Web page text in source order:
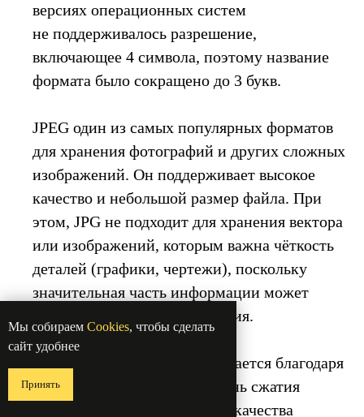
версиях операционных систем
не поддерживалось разрешение,
включающее 4 символа, поэтому название
формата было сокращено до 3 букв.
JPEG один из самых популярных форматов
для хранения фотографий и других сложных
изображений. Он поддерживает высокое
качество и небольшой размер файла. При
этом, JPG не подходит для хранения вектора
или изображений, которым важна чёткость
деталей (графики, чертежи), поскольку
значительная часть информации может
потеряться в результате сжатия.
Небольшой вес файла достигается благодаря
сжатию изображения. Степень сжатия
может быть разной, уровень качества
Мы собираем Cookies, чтобы сделать
сайт удобнее
Принять